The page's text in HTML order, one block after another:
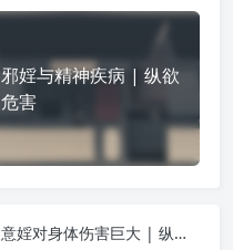
邪婬与精神疾病 | 纵欲
危害
意婬对身体伤害巨大 | 纵欲危害